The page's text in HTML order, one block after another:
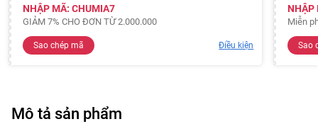
NHẬP MÃ: CHUMIA7
GIẢM 7% CHO ĐƠN TỪ 2.000.000
Sao chép mã Điều kiện
NHẬP
Miễn
Sao
Mô tả sản phẩm